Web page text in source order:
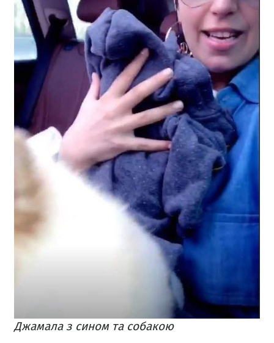
Джамала з сином та собакою